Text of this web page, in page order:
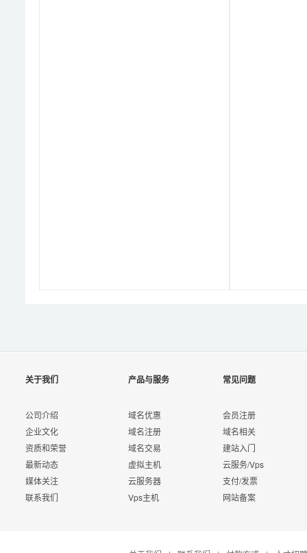
关于我们
公司介绍
企业文化
资质和荣誉
最新动态
媒体关注
联系我们
产品与服务
域名优惠
域名注册
域名交易
虚拟主机
云服务器
Vps主机
常见问题
会员注册
域名相关
建站入门
云服务/Vps
支付/发票
网站备案